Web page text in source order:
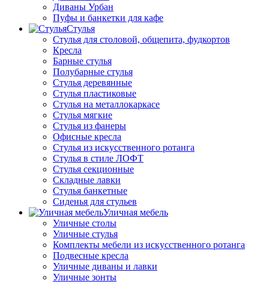
Диваны Урбан
Пуфы и банкетки для кафе
Стулья
Стулья для столовой, общепита, фудкортов
Кресла
Барные стулья
Полубарные стулья
Стулья деревянные
Стулья пластиковые
Стулья на металлокаркасе
Стулья мягкие
Стулья из фанеры
Офисные кресла
Стулья из искусственного ротанга
Стулья в стиле ЛОФТ
Стулья секционные
Складные лавки
Стулья банкетные
Сиденья для стульев
Уличная мебель
Уличные столы
Уличные стулья
Комплекты мебели из искусственного ротанга
Подвесные кресла
Уличные диваны и лавки
Уличные зонты